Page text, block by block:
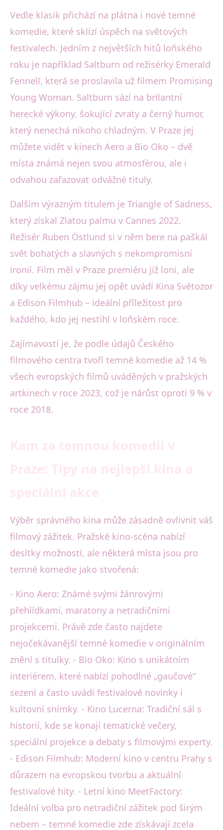
Vedle klasik přichází na plátna i nové temné
komedie, které sklízí úspěch na světových
festivalech. Jedním z největších hitů loňského
roku je například Saltburn od režisérky Emerald
Fennell, která se proslavila už filmem Promising
Young Woman. Saltburn sází na brilantní
herecké výkony, šokující zvraty a černý humor,
který nenechá nikoho chladným. V Praze jej
můžete vidět v kinech Aero a Bio Oko – dvě
místa známá nejen svou atmosférou, ale i
odvahou zařazovat odvážné tituly.
Dalším výrazným titulem je Triangle of Sadness,
který získal Zlatou palmu v Cannes 2022.
Režisér Ruben Östlund si v něm bere na paškál
svět bohatých a slavných s nekompromisní
ironií. Film měl v Praze premiéru již loni, ale
díky velkému zájmu jej opět uvádí Kina Světozor
a Edison Filmhub – ideální příležitost pro
každého, kdo jej nestihl v loňském roce.
Zajímavostí je, že podle údajů Českého
filmového centra tvoří temné komedie až 14 %
všech evropských filmů uváděných v pražských
artkinech v roce 2023, což je nárůst oproti 9 % v
roce 2018.
Výběr správného kina může zásadně ovlivnit váš
filmový zážitek. Pražské kino-scéna nabízí
desítky možností, ale některá místa jsou pro
temné komedie jako stvořená:
- Kino Aero: Známé svými žánrovými
přehlídkami, maratony a netradičními
projekcemi. Právě zde často najdete
nejočekávanější temné komedie v originálním
znění s titulky. - Bio Oko: Kino s unikátním
interiérem, které nabízí pohodlné „gaučové“
sezení a často uvádí festivalové novinky i
kultovní snímky. - Kino Lucerna: Tradiční sál s
historií, kde se konají tematické večery,
speciální projekce a debaty s filmovými experty.
- Edison Filmhub: Moderní kino v centru Prahy s
důrazem na evropskou tvorbu a aktuální
festivalové hity. - Letní kino MeetFactory:
Ideální volba pro netradiční zážitek pod širým
nebem – temné komedie zde získávají zcela